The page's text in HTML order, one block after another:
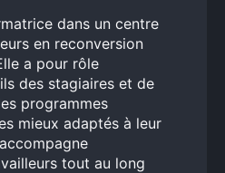
dans un centre
en reconversion
a pour rôle
des stagiaires et de
programmes
mieux adaptés à leur
tout au long